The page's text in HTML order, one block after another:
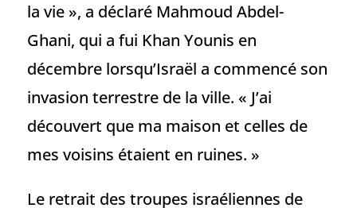
la vie », a déclaré Mahmoud Abdel-
Ghani, qui a fui Khan Younis en
décembre lorsqu’Israël a commencé son
invasion terrestre de la ville. « J’ai
découvert que ma maison et celles de
mes voisins étaient en ruines. »
Le retrait des troupes israéliennes de